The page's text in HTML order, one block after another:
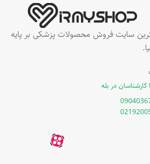
سایت فروش محصولات پزشکی بر پایه
کارشناسان در بله